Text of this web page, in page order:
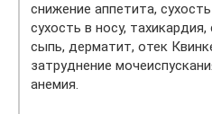
снижение аппетита,
сухость в носу,
сыпь, дерматит, отек
затруднение
анемия.